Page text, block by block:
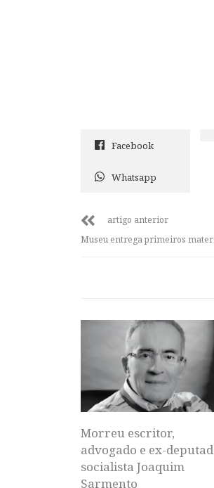
Facebook
Whatsapp
artigo anterior
Museu entrega primeiros
Morreu escritor,
advogado e ex-
socialista Joaquim
Sarmento